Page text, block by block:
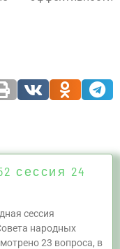
сессия 24
сессия
народных
23 вопроса, в